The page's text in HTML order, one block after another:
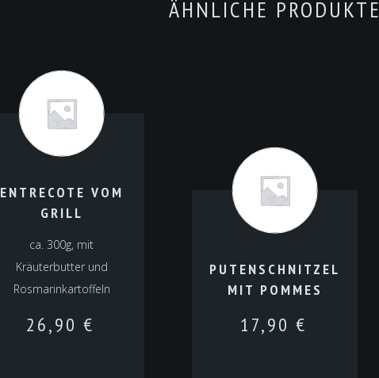
ÄHNLICHE PRODUKTE
ENTRECOTE VOM
GRILL
ca. 300g, mit
Kräuterbutter und
Rosmarinkartoffeln
26,90 €
PUTENSCHNITZEL
MIT POMMES
17,90 €